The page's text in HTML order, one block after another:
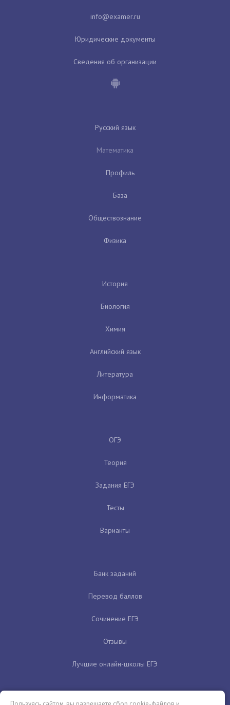
Юридические документы
Сведения об организации
Русский язык
Математика
Профиль
База
Обществознание
Физика
История
Биология
Химия
Английский язык
Литература
Информатика
ОГЭ
Теория
Задания ЕГЭ
Тесты
Варианты
Банк заданий
Перевод баллов
Сочинение ЕГЭ
Отзывы
Лучшие онлайн-школы ЕГЭ